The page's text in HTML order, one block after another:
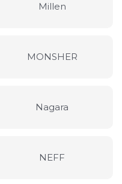
Millen
MONSHER
Nagara
NEFF